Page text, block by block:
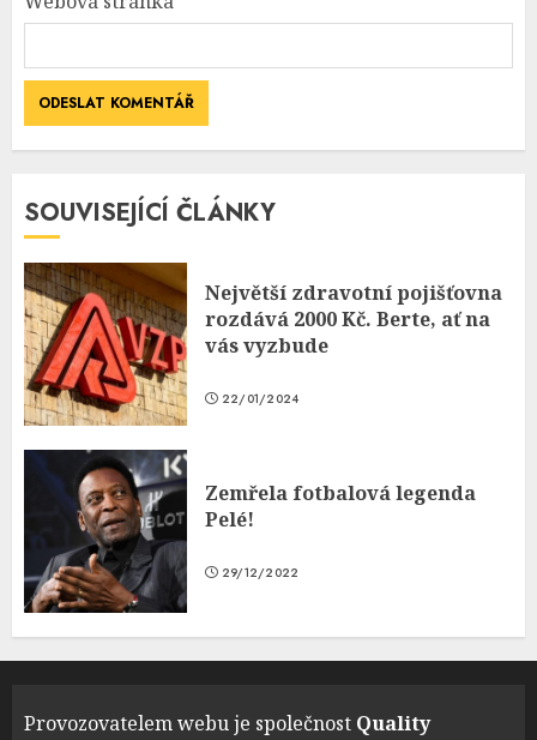
SOUVISEJÍCÍ ČLÁNKY
Největší zdravotní pojišťovna
rozdává 2000 Kč. Berte, ať na
vás vyzbude
22/01/2024
Zemřela fotbalová legenda
Pelé!
29/12/2022
Provozovatelem webu je společnost Quality